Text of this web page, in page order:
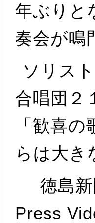
年ぶりと
奏会が鳴
ソリス
合唱団２
「歓喜
らは大き
徳島新
Press